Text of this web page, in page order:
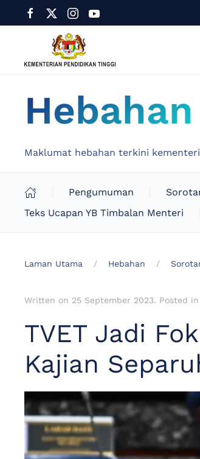
Hebahan
Maklumat hebahan terkini
Pengumuman
Teks Ucapan YB Timbalan Menteri
Laman Utama Hebahan
Written on 25 September 2023. Posted in
TVET Jadi
Kajian